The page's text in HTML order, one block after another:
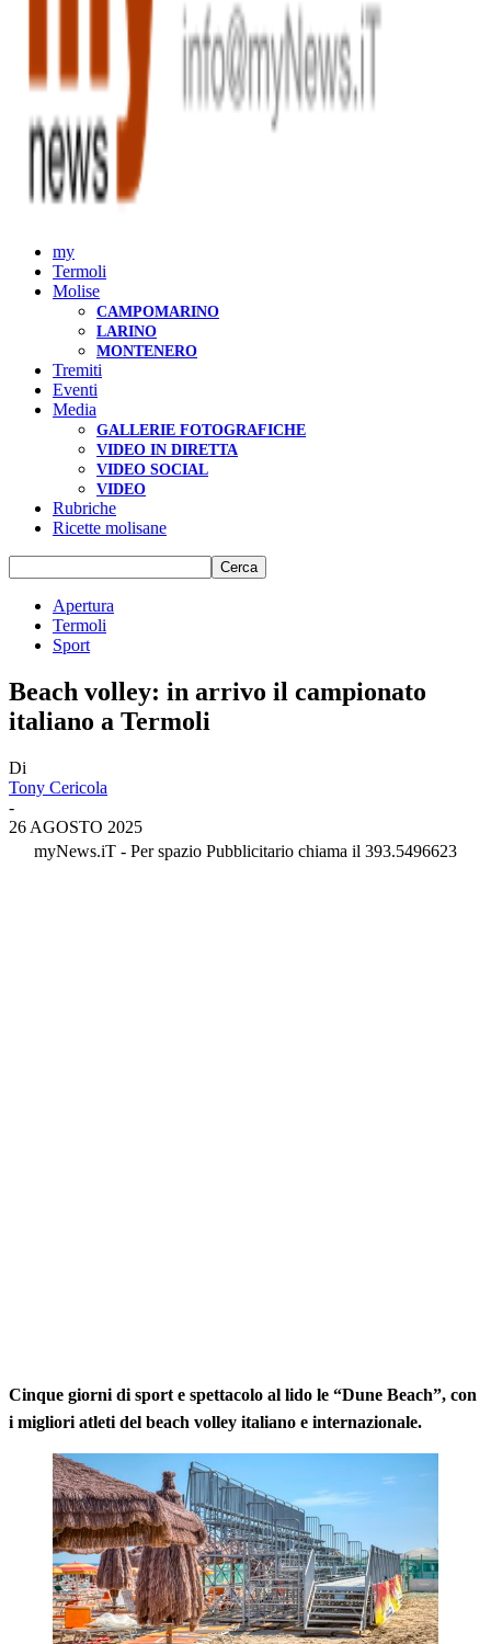
my
Termoli
Molise
CAMPOMARINO
LARINO
MONTENERO
Tremiti
Eventi
Media
GALLERIE FOTOGRAFICHE
VIDEO IN DIRETTA
VIDEO SOCIAL
VIDEO
Rubriche
Ricette molisane
Apertura
Termoli
Sport
Beach volley: in arrivo il campionato
italiano a Termoli
Di
Tony Cericola
-
26 AGOSTO 2025
myNews.iT - Per spazio Pubblicitario chiama il 393.5496623
Cinque giorni di sport e spettacolo al lido le “Dune Beach”, con
i migliori atleti del beach volley italiano e internazionale.